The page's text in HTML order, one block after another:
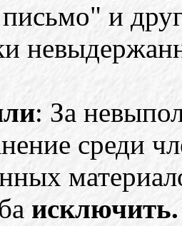
и
: За
среди
исключить.